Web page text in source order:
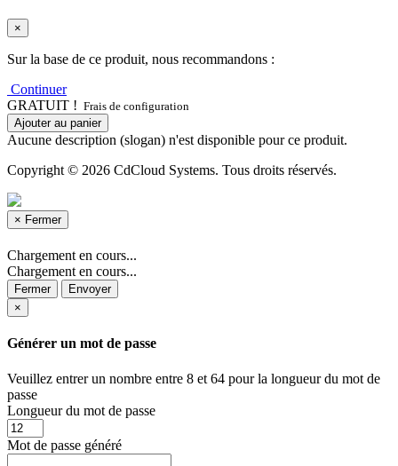
×
Sur la base de ce produit, nous recommandons :
Continuer
GRATUIT ! Frais de configuration
Ajouter au panier
Aucune description (slogan) n'est disponible pour ce produit.
Copyright © 2026 CdCloud Systems. Tous droits réservés.
× Fermer
Chargement en cours...
Chargement en cours...
Fermer
Envoyer
×
Générer un mot de passe
Veuillez entrer un nombre entre 8 et 64 pour la longueur du mot de
passe
Longueur du mot de passe
Mot de passe généré